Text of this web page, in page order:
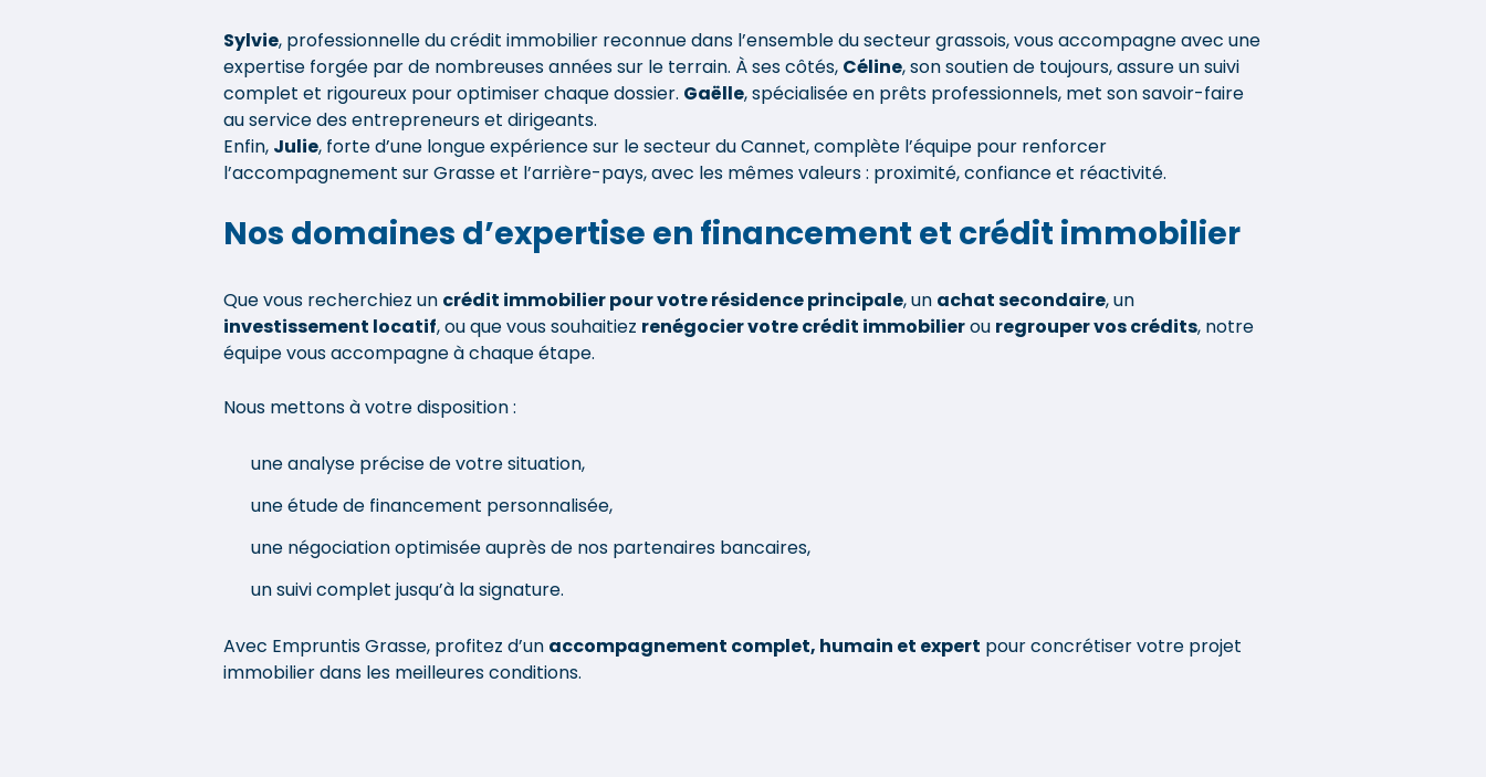
j'en avais besoin. J'ai
particulièrement apprécié
son implication : même sur
son temps personnel, elle
n'hésitait pas à me
répondre lorsqu'une
accompagnement y est
pour beaucoup. Ce n'est
ainsi qu'à toute l'équipe. Je
vous recommanderai avec
exceptionnel tout au long
de cette AVENTURE. Je
recommande vivement
Sylvie, professionnelle du crédit immobilier reconnue dans l’ensemble du secteur grassois, vous accompagne avec une
expertise forgée par de nombreuses années sur le terrain. À ses côtés, Céline, son soutien de toujours, assure un suivi
complet et rigoureux pour optimiser chaque dossier. Gaëlle, spécialisée en prêts professionnels, met son savoir-faire
au service des entrepreneurs et dirigeants.
Enfin, Julie, forte d’une longue expérience sur le secteur du Cannet, complète l’équipe pour renforcer
l’accompagnement sur Grasse et l’arrière-pays, avec les mêmes valeurs : proximité, confiance et réactivité.
Nos domaines d’expertise en financement et crédit immobilier
Que vous recherchiez un crédit immobilier pour votre résidence principale, un achat secondaire, un
investissement locatif, ou que vous souhaitiez renégocier votre crédit immobilierou regrouper vos crédits, notre
équipe vous accompagne à chaque étape.
Nous mettons à votre disposition :
une analyse précise de votre situation,
une étude de financement personnalisée,
une négociation optimisée auprès de nos partenaires bancaires,
un suivi complet jusqu’à la signature.
Avec Empruntis Grasse, profitez d’un accompagnement complet, humain et expert pour concrétiser votre projet
immobilier dans les meilleures conditions.